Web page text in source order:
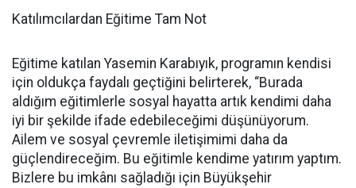
Katılımcılardan Eğitime Tam Not
Eğitime katılan Yasemin Karabıyık, programın kendisi
için oldukça faydalı geçtiğini belirterek, “Burada
aldığım eğitimlerle sosyal hayatta artık kendimi daha
iyi bir şekilde ifade edebileceğimi düşünüyorum.
Ailem ve sosyal çevremle iletişimimi daha da
güçlendireceğim. Bu eğitimle kendime yatırım yaptım.
Bizlere bu imkânı sağladığı için Büyükşehir